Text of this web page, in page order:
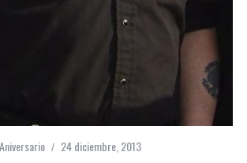
Aniversario 24 diciembre, 2013